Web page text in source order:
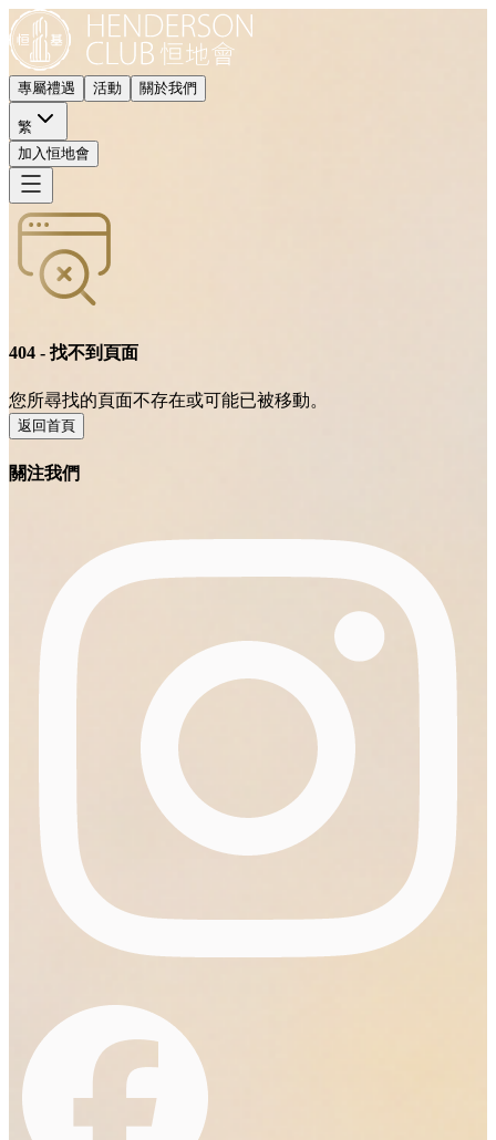
專屬禮遇 活動 關於我們
繁
加入恒地會
404 - 找不到頁面
您所尋找的頁面不存在或可能已被移動。
返回首頁
關注我們